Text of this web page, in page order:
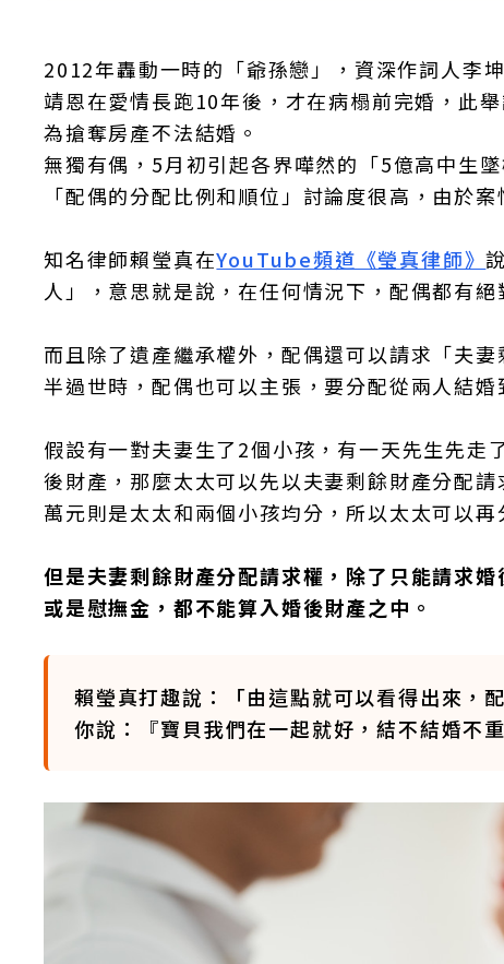
2012年轟動一時的「爺孫戀」，資深作詞人李
靖恩在愛情長跑10年後，才在病榻前完婚，此
為搶奪房產不法結婚。
無獨有偶，5月初引起各界嘩然的「5億高中生
「配偶的分配比例和順位」討論度很高，由於
知名律師賴瑩真在YouTube頻道《瑩真律師》
人」，意思就是說，在任何情況下，配偶都有絕
而且除了遺產繼承權外，配偶還可以請求「夫
半過世時，配偶也可以主張，要分配從兩人結
假設有一對夫妻生了2個小孩，有一天先生先
後財產，那麼太太可以先以夫妻剩餘財產分配
萬元則是太太和兩個小孩均分，所以太太可以
但是夫妻剩餘財產分配請求權，除了只能請求
或是慰撫金，都不能算入婚後財產之中。
賴瑩真打趣說：「由這點就可以看得出來，
你說：『寶貝我們在一起就好，結不結婚不